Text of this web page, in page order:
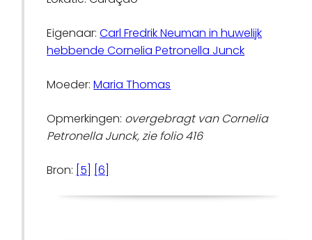
Eigenaar:Carl Fredrik Neuman in huwelijk
hebbende Cornelia Petronella Junck
Moeder:Maria Thomas
Opmerkingen: overgebragt van Cornelia
Petronella Junck, zie folio 416
Bron: [5] [6]